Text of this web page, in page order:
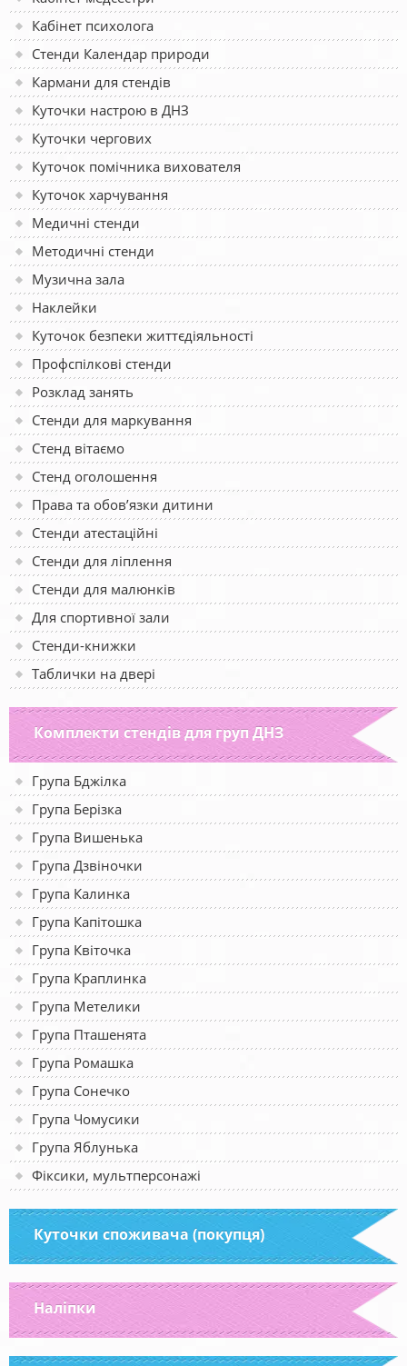
Кабінет психолога
Стенди Календар природи
Кармани для стендів
Куточки настрою в ДНЗ
Куточки чергових
Куточок помічника вихователя
Куточок харчування
Медичні стенди
Методичні стенди
Музична зала
Наклейки
Куточок безпеки життєдіяльності
Профспілкові стенди
Розклад занять
Стенди для маркування
Стенд вітаємо
Стенд оголошення
Права та обов’язки дитини
Стенди атестаційні
Стенди для ліплення
Стенди для малюнків
Для спортивної зали
Стенди-книжки
Таблички на двері
Комплекти стендів для груп ДНЗ
Група Бджілка
Група Берізка
Група Вишенька
Група Дзвіночки
Група Калинка
Група Капітошка
Група Квіточка
Група Краплинка
Група Метелики
Група Пташенята
Група Ромашка
Група Сонечко
Група Чомусики
Група Яблунька
Фіксики, мультперсонажі
Куточки споживача (покупця)
Наліпки